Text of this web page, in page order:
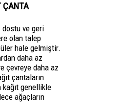
ÇANTA
dostu ve geri
olan talep
hale gelmiştir.
daha az
çevreye daha az
çantaların
kağıt genellikle
ağaçların